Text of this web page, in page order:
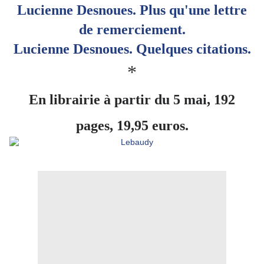
Lucienne Desnoues. Plus qu'une lettre
de remerciement.
Lucienne Desnoues. Quelques citations.
*
En librairie à partir du 5 mai, 192
pages, 19,95 euros.